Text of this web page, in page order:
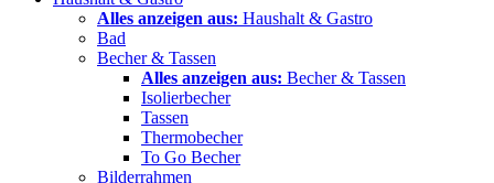
Alles anzeigen aus: Haushalt & Gastro
Bad
Becher & Tassen
Alles anzeigen aus: Becher & Tassen
Isolierbecher
Tassen
Thermobecher
To Go Becher
Bilderrahmen